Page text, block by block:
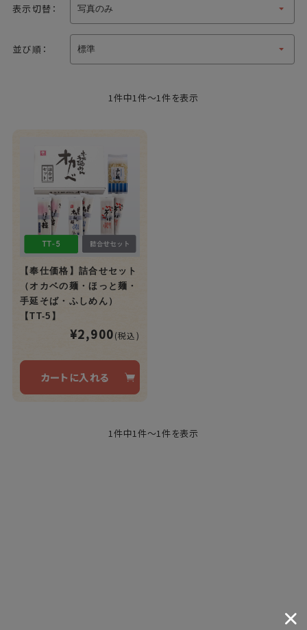
表示切替：
並び順：
1件中1件～1件を表示
【奉仕価格】詰合せセット
（オカベの麺・ほっと麺・
手延そば・ふしめん）
【TT-5】
¥2,900(税込)
カートに入れる
1件中1件～1件を表示